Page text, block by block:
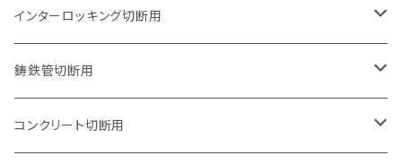
石井超硬電動切断機 取付用
セグメントタイプ（ビス穴付き
セグメントタイプ
セグメントタイプ（ビス穴付き
150mm（6インチ）
セグメントタイプ
180mm（7インチ）
セグメントタイプ
205mm（8インチ）
セグメントタイプ
ウェーブタイプ
125mm（5インチ）
セグメントタイプ
ウェーブタイプ
150mm（6インチ）
セグメントタイプ
180mm（7インチ）
105mm（4インチ）
セグメントタイプ
ウェーブタイプ
125mm（5インチ）
セグメントタイプ
150mm（6インチ）
インターロッキング切断用
105mm（4インチ）
セグメントタイプ
125mm（5インチ）
鋳鉄管切断用
105mm（4インチ）
コンクリート切断用